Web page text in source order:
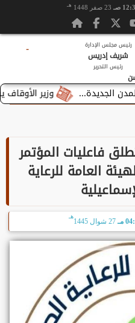
صـ 23 صفر 1448 هـ
رئيس مجلس الإدارة
شريف إدريس
رئيس التحرير
-
وزير الأوقاف يستقبل
فاعليات المؤتمر
العامة للرعاية
مـ 27 شوال 1445
هـ